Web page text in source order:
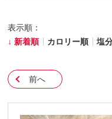
表示順：
新着順
カロリー順 塩
前へ